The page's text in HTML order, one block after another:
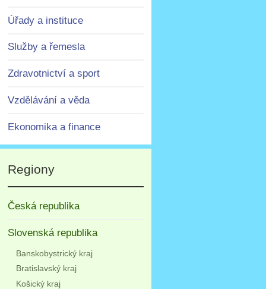
Úřady a instituce
Služby a řemesla
Zdravotnictví a sport
Vzdělávání a věda
Ekonomika a finance
Regiony
Česká republika
Slovenská republika
Banskobystrický kraj
Bratislavský kraj
Košický kraj